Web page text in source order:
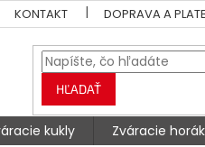
KONTAKT DOPRAVA A
HĽADAŤ
kukly Zváracie